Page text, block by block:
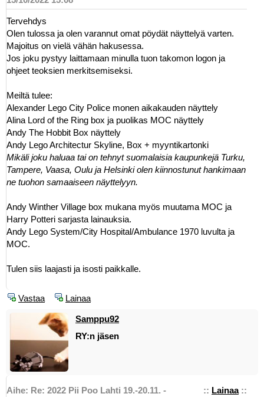
Tervehdys
Olen tulossa ja olen varannut omat pöydät näyttelyä varten.
Majoitus on vielä vähän hakusessa.
Jos joku pystyy laittamaan minulla tuon takomon logon ja
ohjeet teoksien merkitsemiseksi.
Meiltä tulee:
Alexander Lego City Police monen aikakauden näyttely
Alina Lord of the Ring box ja puolikas MOC näyttely
Andy The Hobbit Box näyttely
Andy Lego Architectur Skyline, Box + myyntikartonki
Mikäli joku haluaa tai on tehnyt suomalaisia kaupunkejä Turku,
Tampere, Vaasa, Oulu ja Helsinki olen kiinnostunut hankimaan
ne tuohon samaaiseen näyttelyyn.
Andy Winther Village box mukana myös muutama MOC ja
Harry Potteri sarjasta lainauksia.
Andy Lego System/City Hospital/Ambulance 1970 luvulta ja
MOC.
Tulen siis laajasti ja isosti paikkalle.
Vastaa Lainaa
Samppu92
RY:n jäsen
:: Lainaa::
Aihe: Re: 2022 Pii Poo Lahti 19.-20.11. -